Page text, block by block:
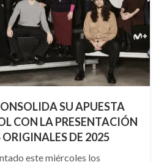
SU APUESTA
CON LA PRESENTACIÓN
ORIGINALES DE 2025
este miércoles los